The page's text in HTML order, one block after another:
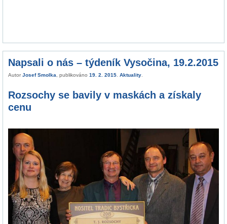
Napsali o nás – týdeník Vysočina, 19.2.2015
Autor Josef Smolka , publikováno 19. 2. 2015 Aktuality
Rozsochy se bavily v maskách a získaly
cenu